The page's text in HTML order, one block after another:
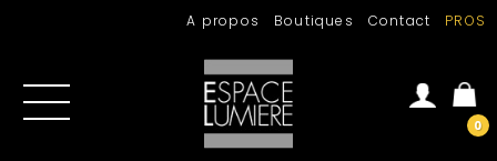
A propos Boutiques Contact PROS
0
Se connecter